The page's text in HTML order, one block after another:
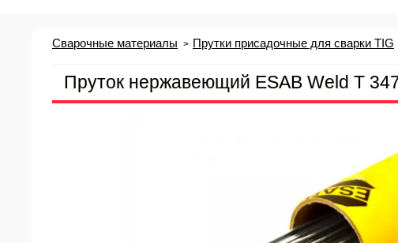
Сварочные материалы Прутки присадочные для сварки TIG
Пруток нержавеющий ESAB Weld T